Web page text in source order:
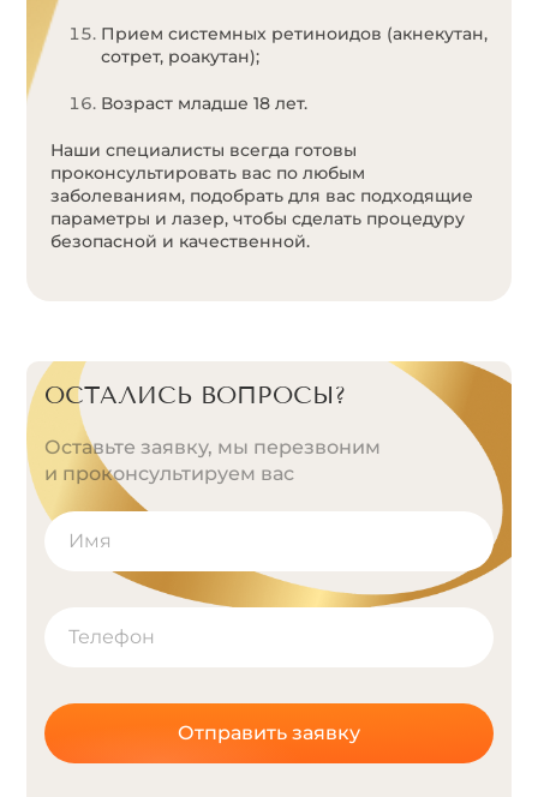
Прием системных ретиноидов (акнекутан,
сотрет, роакутан);
Возраст младше 18 лет.
Наши специалисты всегда готовы
проконсультировать вас по любым
заболеваниям, подобрать для вас подходящие
параметры и лазер, чтобы сделать процедуру
безопасной и качественной.
ОСТАЛИСЬ ВОПРОСЫ?
Оставьте заявку, мы перезвоним
и проконсультируем вас
Отправить заявку